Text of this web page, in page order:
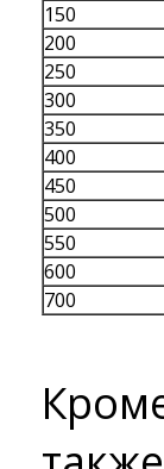
150
200
250
300
350
400
450
500
550
600
700